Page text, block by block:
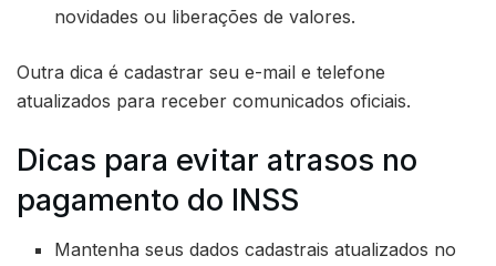
novidades ou liberações de valores.
Outra dica é cadastrar seu e-mail e telefone
atualizados para receber comunicados oficiais.
Dicas para evitar atrasos no
pagamento do INSS
Mantenha seus dados cadastrais atualizados no